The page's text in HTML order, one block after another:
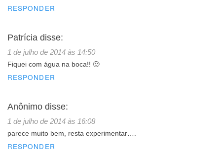
RESPONDER
Patrícia disse:
1 de julho de 2014 às 14:50
Fiquei com água na boca!! 🙂
RESPONDER
Anônimo disse:
1 de julho de 2014 às 16:08
parece muito bem, resta experimentar….
RESPONDER